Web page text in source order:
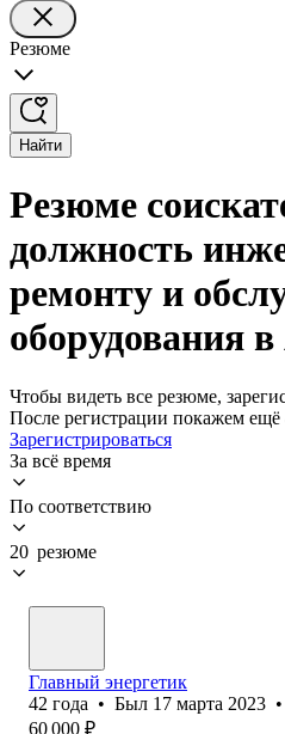
Резюме
Найти
Резюме
должность
ремонту и
оборудования
Чтобы видеть все резюме,
После регистрации покажем
Зарегистрироваться
За всё время
По соответствию
20 резюме
Главный энергетик
42 года • Был 17 марта 2023 •
60 000 ₽